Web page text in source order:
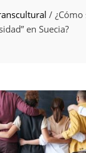
/
en Suecia?